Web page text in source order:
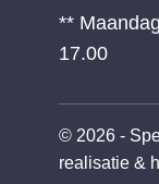
**
17.00
© 2026 -
realisatie &